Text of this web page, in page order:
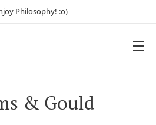
Philosophy! :o)
& Gould